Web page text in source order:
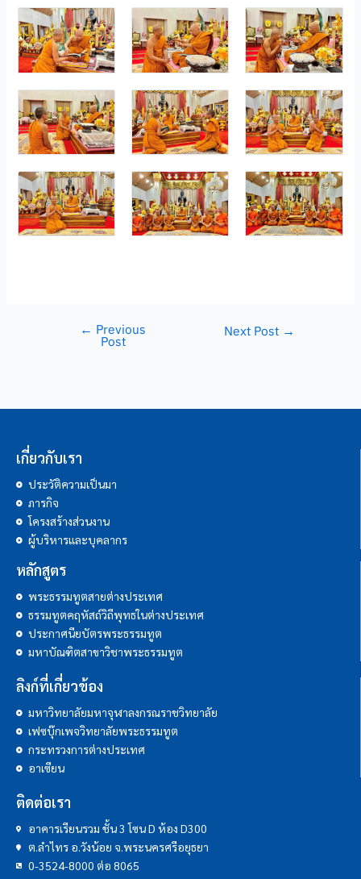
← Previous
Post
Next Post →
เกี่ยวกับเรา
ประวัติความเป็นมา
ภารกิจ
โครงสร้างส่วนงาน
ผู้บริหารและบุคลากร
หลักสูตร
พระธรรมทูตสายต่างประเทศ
ธรรมทูตคฤหัสถ์วิถีพุทธในต่างประเทศ
ประกาศนียบัตรพระธรรมทูต
มหาบัณฑิตสาขาวิชาพระธรรมทูต
ลิงก์ที่เกี่ยวข้อง
มหาวิทยาลัยมหาจุฬาลงกรณราชวิทยาลัย
เฟซบุ๊กเพจวิทยาลัยพระธรรมทูต
กระทรวงการต่างประเทศ
อาเซียน
ติดต่อเรา
อาคารเรียนรวม ชั้น 3 โซน D ห้อง D300
ต.ลำไทร อ.วังน้อย จ.พระนครศรีอยุธยา
0-3524-8000 ต่อ 8065